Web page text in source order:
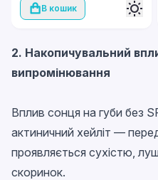
В кошик
2. Накопичувальний
випромінювання
Вплив сонця на губи без
актиничний хейліт —
проявляється сухістю,
скоринок.